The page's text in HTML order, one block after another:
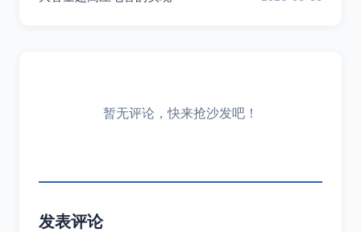
暂无评论，快来抢沙发吧！
发表评论